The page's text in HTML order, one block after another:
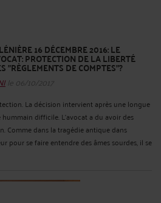
16 DÉCEMBRE 2016: LE
PROTECTION DE LA LIBERTÉ
"RÈGLEMENTS DE COMPTES"?
le 06/10/2017
La décision intervient après une longue
difficile. L'avocat a du avoir des
Comme dans la tragédie antique dans
pour se faire entendre des âmes sourdes, il se